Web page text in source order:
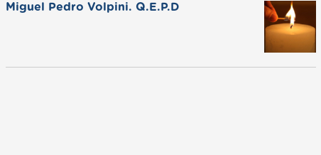
Miguel Pedro Volpini. Q.E.P.D